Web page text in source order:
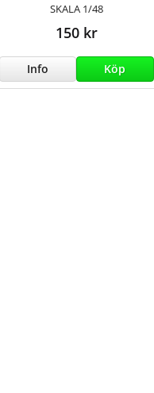
SKALA 1/48
150 kr
Info Köp